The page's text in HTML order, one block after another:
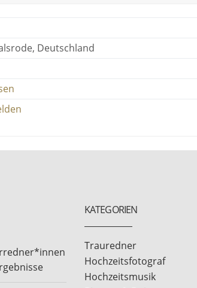
Deutschland
KATEGORIEN
Trauredner
Hochzeitsfotograf
Hochzeitsmusik